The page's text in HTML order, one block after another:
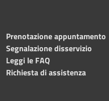
Prenotazione appuntamento
Segnalazione disservizio
Leggi le FAQ
Richiesta di assistenza